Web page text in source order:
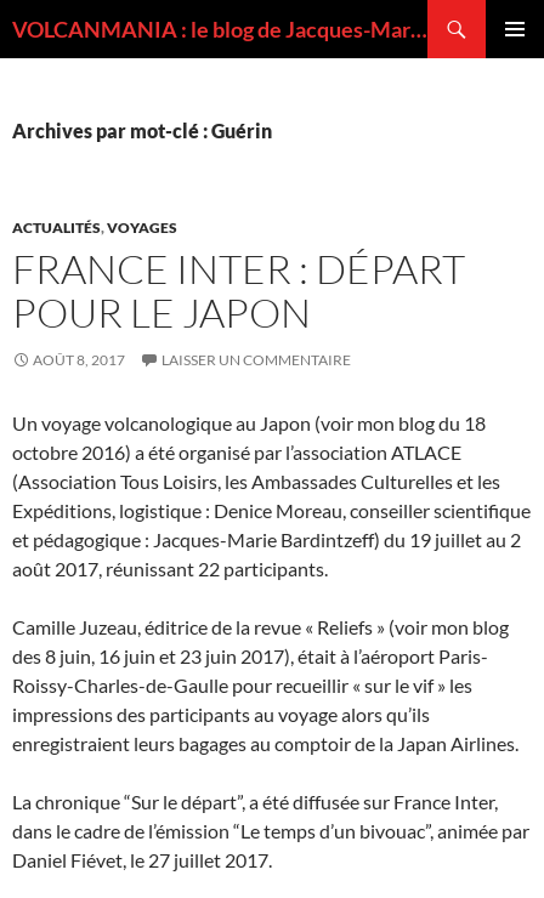
VOLCANMANIA : le blog de Jacques-Marie BARDINTZEFF, volcanologue
Archives par mot-clé : Guérin
ACTUALITÉS,VOYAGES
FRANCE INTER : DÉPART
POUR LE JAPON
AOÛT 8, 2017 LAISSER UN COMMENTAIRE
Un voyage volcanologique au Japon (voir mon blog du 18
octobre 2016) a été organisé par l’association ATLACE
(Association Tous Loisirs, les Ambassades Culturelles et les
Expéditions, logistique : Denice Moreau, conseiller scientifique
et pédagogique : Jacques-Marie Bardintzeff) du 19 juillet au 2
août 2017, réunissant 22 participants.
Camille Juzeau, éditrice de la revue « Reliefs » (voir mon blog
des 8 juin, 16 juin et 23 juin 2017), était à l’aéroport Paris-
Roissy-Charles-de-Gaulle pour recueillir « sur le vif » les
impressions des participants au voyage alors qu’ils
enregistraient leurs bagages au comptoir de la Japan Airlines.
La chronique “Sur le départ”, a été diffusée sur France Inter,
dans le cadre de l’émission “Le temps d’un bivouac”, animée par
Daniel Fiévet, le 27 juillet 2017.